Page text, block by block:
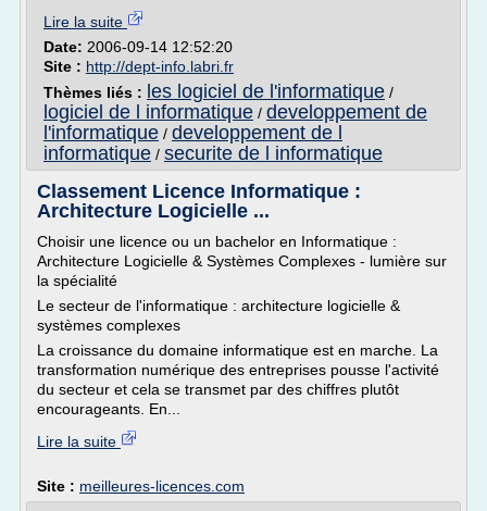
Lire la suite
Date: 2006-09-14 12:52:20
Site : http://dept-info.labri.fr
Thèmes liés : les logiciel de l'informatique /
logiciel de l informatique / developpement de
l'informatique / developpement de l
informatique / securite de l informatique
Classement Licence Informatique :
Architecture Logicielle ...
Choisir une licence ou un bachelor en Informatique :
Architecture Logicielle & Systèmes Complexes - lumière sur
la spécialité
Le secteur de l'informatique : architecture logicielle &
systèmes complexes
La croissance du domaine informatique est en marche. La
transformation numérique des entreprises pousse l'activité
du secteur et cela se transmet par des chiffres plutôt
encourageants. En...
Lire la suite
Site : meilleures-licences.com